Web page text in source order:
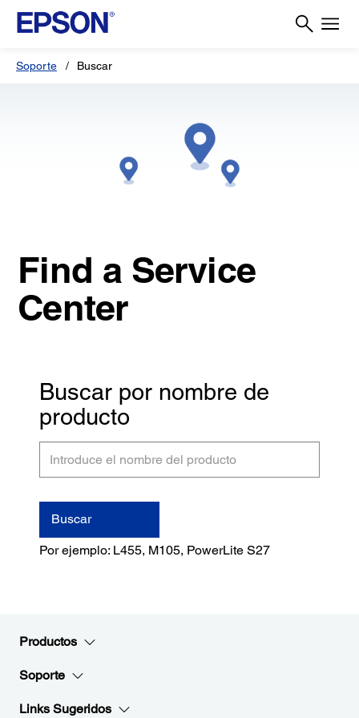
Soporte Buscar
Find a Service
Center
Buscar por nombre de
producto
del
producto
Buscar
Por ejemplo: L455, M105, PowerLite S27
Productos
Soporte
Links Sugeridos